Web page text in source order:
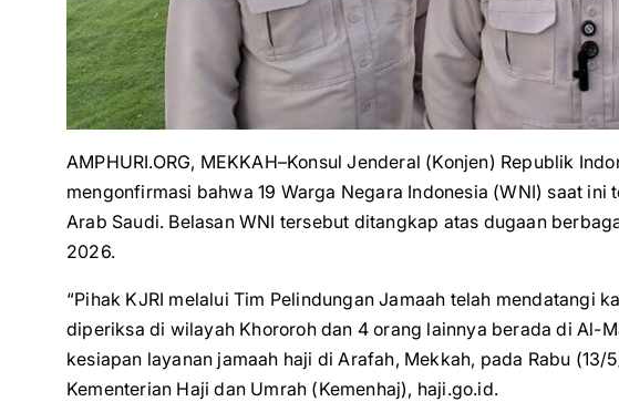
AMPHURI.ORG, MEKKAH–Konsul Jenderal (Konjen) Republik
mengonfirmasi bahwa 19 Warga Negara Indonesia (WNI) saat
Arab Saudi. Belasan WNI tersebut ditangkap atas dugaan
2026.
“Pihak KJRI melalui Tim Pelindungan Jamaah telah mendatangi
diperiksa di wilayah Khororoh dan 4 orang lainnya berada di Al-
kesiapan layanan jamaah haji di Arafah, Mekkah, pada Rabu
Kementerian Haji dan Umrah (Kemenhaj), haji.go.id.